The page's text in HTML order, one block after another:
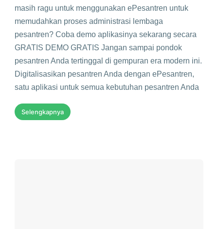
masih ragu untuk menggunakan ePesantren untuk
memudahkan proses administrasi lembaga
pesantren? Coba demo aplikasinya sekarang secara
GRATIS DEMO GRATIS Jangan sampai pondok
pesantren Anda tertinggal di gempuran era modern ini.
Digitalisasikan pesantren Anda dengan ePesantren,
satu aplikasi untuk semua kebutuhan pesantren Anda
Selengkapnya